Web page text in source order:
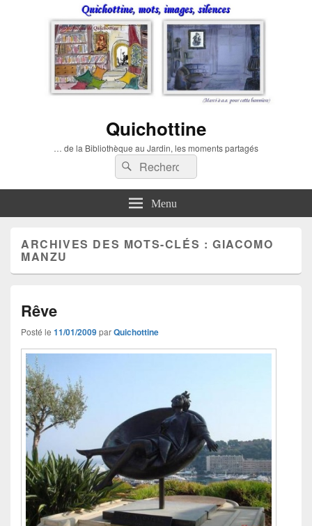
Quichottine
… de la Bibliothèque au Jardin, les moments partagés
Recherche :
Rechercher
Menu
ARCHIVES DES MOTS-CLÉS :GIACOMO
MANZU
Rêve
Posté le 11/01/2009parQuichottine